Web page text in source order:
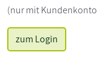
(nur mit
zum Login